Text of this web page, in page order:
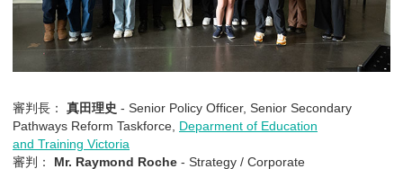
審判長： 真田理史 - Senior Policy Officer, Senior Secondary
Pathways Reform Taskforce, Deparment of Education
and Training Victoria
審判： Mr. Raymond Roche - Strategy / Corporate